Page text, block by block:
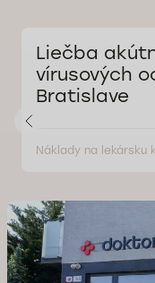
Liečba
vírusových
Bratislave
Náklady na lekársku